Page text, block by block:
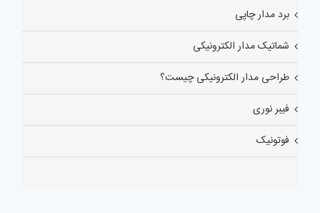
برد مدار چاپی
شماتیک مدار الکترونیکی
طراحی مدار الکترونیکی چیست؟
فیبر نوری
فوتونیک